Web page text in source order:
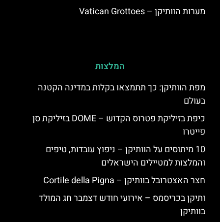
מערות הוותיקן – Vatican Grottoes
המלצות
מפת הוותיקן: כך תתמצאו בקלות במדינה הקטנה
בעולם
כיפת בזיליקת פטרוס הקדוש – DOME בזיליקת סן
פייטרו
10 מיתוסים על הוותיקן – ניפוץ עובדות, טיפים
והמלצות למטיילים הישראלים
חצר האצטרובל בוותיקן – Cortile della Pigna
ותיקן בכריסמס – אירועי חודש דצמבר חג המולד
בוותיקן